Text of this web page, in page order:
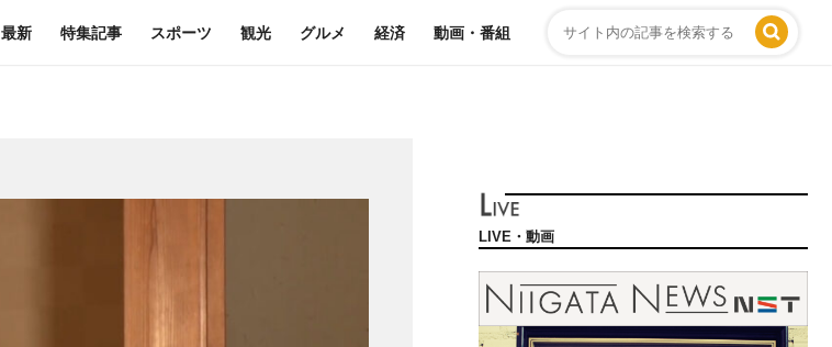
最新 特集記事 スポーツ 観光 グルメ 経済 動画・番組
LIVE・動画